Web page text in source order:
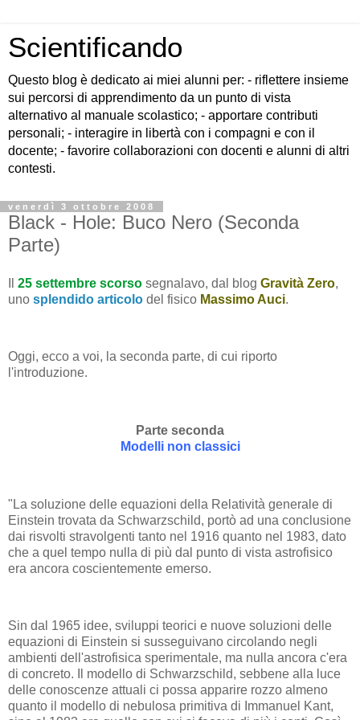
Scientificando
Questo blog è dedicato ai miei alunni per: - riflettere insieme
sui percorsi di apprendimento da un punto di vista
alternativo al manuale scolastico; - apportare contributi
personali; - interagire in libertà con i compagni e con il
docente; - favorire collaborazioni con docenti e alunni di altri
contesti.
venerdì 3 ottobre 2008
Black - Hole: Buco Nero (Seconda
Parte)
25 settembre scorso segnalavo, dal blog Gravità Zero,
uno splendido articolo del fisico Massimo Auci.
Oggi, ecco a voi, la seconda parte, di cui riporto
l'introduzione.
Parte seconda
Modelli non classici
"La soluzione delle equazioni della Relatività generale di
Einstein trovata da Schwarzschild, portò ad una conclusione
dai risvolti stravolgenti tanto nel 1916 quanto nel 1983, dato
che a quel tempo nulla di più dal punto di vista astrofisico
era ancora coscientemente emerso.
Sin dal 1965 idee, sviluppi teorici e nuove soluzioni delle
equazioni di Einstein si susseguivano circolando negli
ambienti dell'astrofisica sperimentale, ma nulla ancora c'era
di concreto. Il modello di Schwarzschild, sebbene alla luce
delle conoscenze attuali ci possa apparire rozzo almeno
quanto il modello di nebulosa primitiva di Immanuel Kant,